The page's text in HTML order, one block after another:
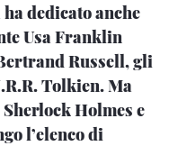
dedicato anche
Usa Franklin
Russell, gli
Tolkien. Ma
Holmes e
l’elenco di